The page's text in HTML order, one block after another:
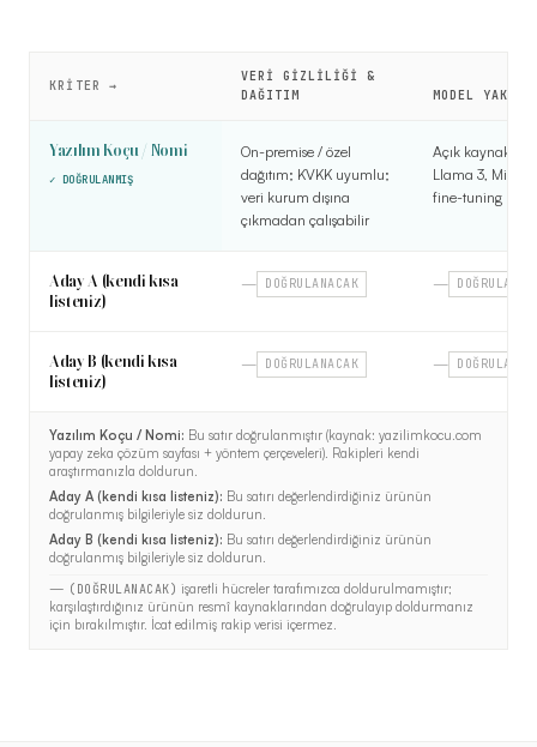
KRITER →
VERI GIZLILIĞI &
DAĞITIM
MODEL
Yazılım Koçu / Nomi
✓ DOĞRULANMIŞ
On-premise / özel
dağıtım; KVKK uyumlu;
veri kurum dışına
çıkmadan çalışabilir
Açık kaynak
Llama 3,
fine-tuning +
Aday A (kendi kısa
listeniz)
— DOĞRULANACAK —
Aday B (kendi kısa
listeniz)
— DOĞRULANACAK —
Yazılım Koçu / Nomi: Bu satır doğrulanmıştır (kaynak: yazilimkocu.com
yapay zeka çözüm sayfası + yöntem çerçeveleri). Rakipleri kendi
araştırmanızla doldurun.
Aday A (kendi kısa listeniz): Bu satırı değerlendirdiğiniz ürünün
doğrulanmış bilgileriyle siz doldurun.
Aday B (kendi kısa listeniz): Bu satırı değerlendirdiğiniz ürünün
doğrulanmış bilgileriyle siz doldurun.
— (DOĞRULANACAK) işaretli hücreler tarafımızca doldurulmamıştır;
karşılaştırdığınız ürünün resmî kaynaklarından doğrulayıp doldurmanız
için bırakılmıştır. İcat edilmiş rakip verisi içermez.